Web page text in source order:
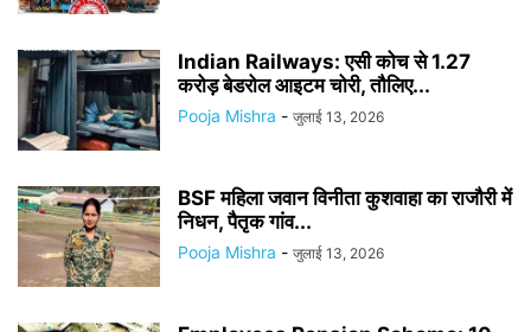
Indian Railways: एसी कोच से 1.27
करोड़ बेडरोल आइटम चोरी, तौलिए...
Pooja Mishra - जुलाई 13, 2026
BSF महिला जवान विनीता कुशवाहा का राजौरी में
निधन, पैतृक गांव...
Pooja Mishra - जुलाई 13, 2026